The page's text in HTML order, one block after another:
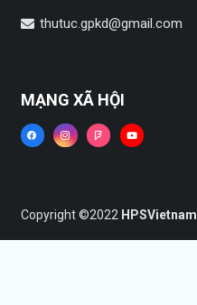
thutuc.gpkd@gmail.com
MẠNG XÃ HỘI
Copyright ©2022 HPSVietnam